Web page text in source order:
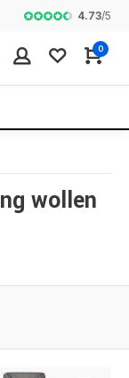
Complete
4.73/5
0
wollen